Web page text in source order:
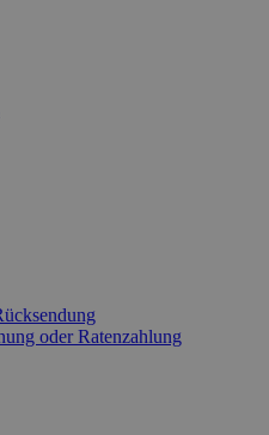
oder Ratenzahlung